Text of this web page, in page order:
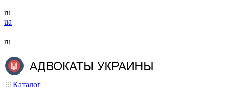
ru
ua
ru
Каталог